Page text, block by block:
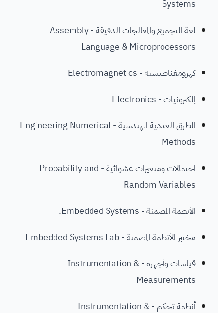
Systems
لغة التجميع والمعالجات الدقيقة - Assembly
Language & Microprocessors
كهرومغناطيسية - Electromagnetics
إلكترونيات - Electronics
الطرق العددية الهندسية - Engineering Numerical
Methods
احتمالات ومتغيرات عشوائية - Probability and
Random Variables
الأنظمة المضمنة - Embedded Systems.
مختبر الأنظمة المضمنة - Embedded Systems Lab
قياسات وأجهزة - Instrumentation &
Measurements
أنظمة تحكم - Instrumentation &